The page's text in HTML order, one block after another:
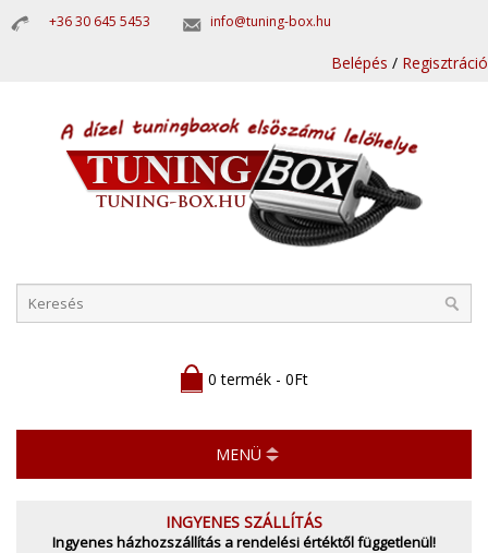
+36 30 645 5453 info@tuning-box.hu
Belépés / Regisztráció
0 termék - 0Ft
MENÜ
INGYENES SZÁLLÍTÁS
Ingyenes házhozszállítás a rendelési értéktől függetlenül!